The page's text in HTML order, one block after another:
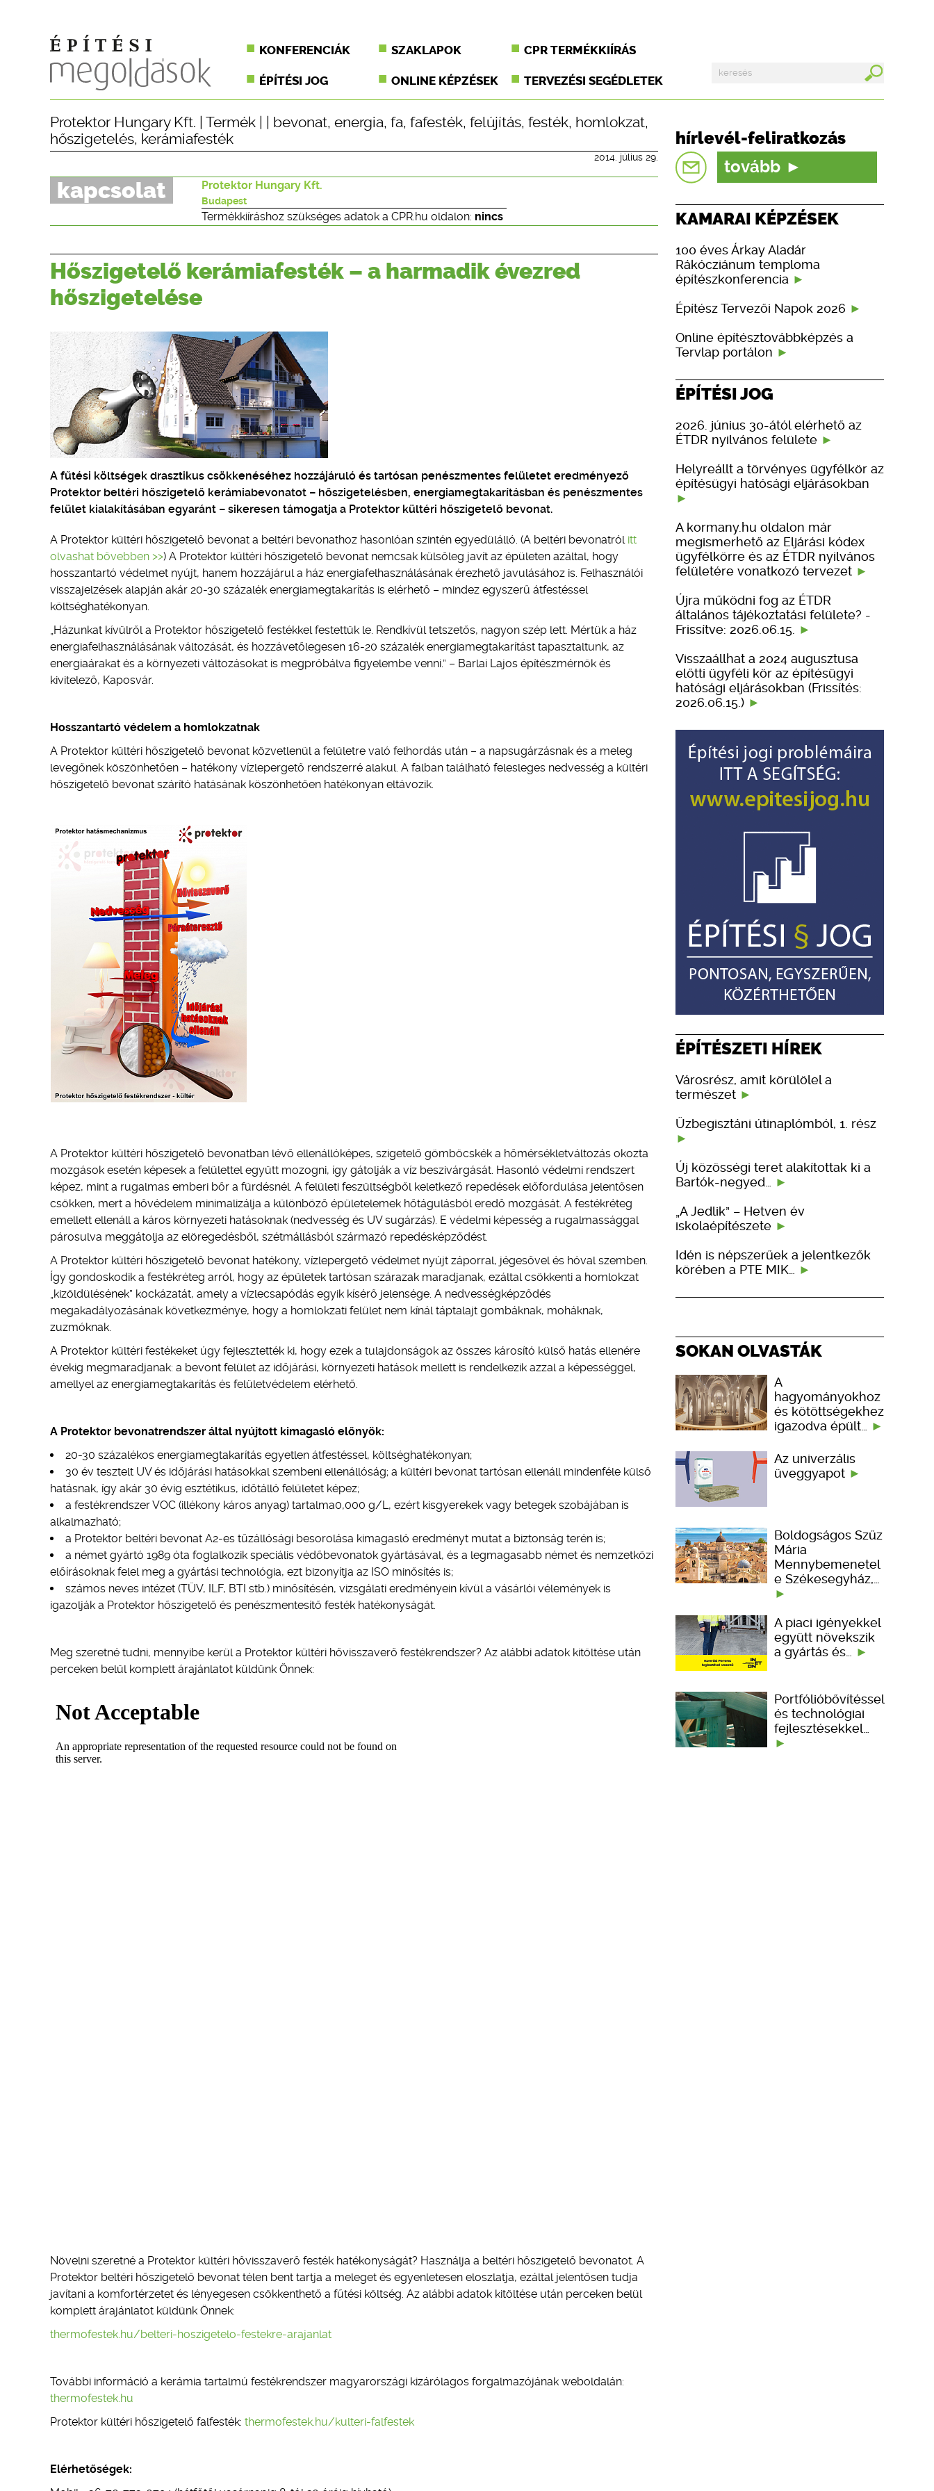
KONFERENCIÁK SZAKLAPOK CPR TERMÉKKIÍRÁS
ÉPÍTÉSI JOG ONLINE KÉPZÉSEK TERVEZÉSI SEGÉDLETEK
Protektor Hungary Kft. Termék bevonat, energia, fa, fafesték, felújítás, festék, homlokzat,
hőszigetelés, kerámiafesték
2014. július 29.
kapcsolat Protektor Hungary Kft.
Budapest
Termékkiíráshoz szükséges adatok a CPR.hu oldalon: nincs
Hőszigetelő kerámiafesték – a harmadik évezred
hőszigetelése
A fűtési költségek drasztikus csökkenéséhez hozzájáruló és tartósan penészmentes felületet eredményező
Protektor beltéri hőszigetelő kerámiabevonatot – hőszigetelésben, energiamegtakarításban és penészmentes
felület kialakításában egyaránt – sikeresen támogatja a Protektor kültéri hőszigetelő bevonat.
A Protektor kültéri hőszigetelő bevonat a beltéri bevonathoz hasonlóan szintén egyedülálló. (A beltéri bevonatról itt
olvashat bővebben >>) A Protektor kültéri hőszigetelő bevonat nemcsak külsőleg javít az épületen azáltal, hogy
hosszantartó védelmet nyújt, hanem hozzájárul a ház energiafelhasználásának érezhető javulásához is. Felhasználói
visszajelzések alapján akár 20-30 százalék energiamegtakarítás is elérhető – mindez egyszerű átfestéssel
költséghatékonyan.
„Házunkat kívülről a Protektor hőszigetelő festékkel festettük le. Rendkívül tetszetős, nagyon szép lett. Mértük a ház
energiafelhasználásának változását, és hozzávetőlegesen 16-20 százalék energiamegtakarítást tapasztaltunk, az
energiaárakat és a környezeti változásokat is megpróbálva figyelembe venni.” – Barlai Lajos építészmérnök és
kivitelező, Kaposvár.
Hosszantartó védelem a homlokzatnak
A Protektor kültéri hőszigetelő bevonat közvetlenül a felületre való felhordás után – a napsugárzásnak és a meleg
levegőnek köszönhetően – hatékony vízlepergető rendszerré alakul. A falban található felesleges nedvesség a kültéri
hőszigetelő bevonat szárító hatásának köszönhetően hatékonyan eltávozik.
A Protektor kültéri hőszigetelő bevonatban lévő ellenállóképes, szigetelő gömböcskék a hőmérsékletváltozás okozta
mozgások esetén képesek a felülettel együtt mozogni, így gátolják a víz beszivárgását. Hasonló védelmi rendszert
képez, mint a rugalmas emberi bőr a fürdésnél. A felületi feszültségből keletkező repedések előfordulása jelentősen
csökken, mert a hővédelem minimalizálja a különböző épületelemek hőtágulásból eredő mozgását. A festékréteg
emellett ellenáll a káros környezeti hatásoknak (nedvesség és UV sugárzás). E védelmi képesség a rugalmassággal
párosulva meggátolja az elöregedésből, szétmállásból származó repedésképződést.
A Protektor kültéri hőszigetelő bevonat hatékony, vízlepergető védelmet nyújt záporral, jégesővel és hóval szemben.
Így gondoskodik a festékréteg arról, hogy az épületek tartósan szárazak maradjanak, ezáltal csökkenti a homlokzat
„kizöldülésének” kockázatát, amely a vízlecsapódás egyik kísérő jelensége. A nedvességképződés
megakadályozásának következménye, hogy a homlokzati felület nem kínál táptalajt gombáknak, moháknak,
zuzmóknak.
A Protektor kültéri festékeket úgy fejlesztették ki, hogy ezek a tulajdonságok az összes károsító külső hatás ellenére
évekig megmaradjanak: a bevont felület az időjárási, környezeti hatások mellett is rendelkezik azzal a képességgel,
amellyel az energiamegtakarítás és felületvédelem elérhető.
A Protektor bevonatrendszer által nyújtott kimagasló előnyök:
20-30 százalékos energiamegtakarítás egyetlen átfestéssel, költséghatékonyan;
30 év tesztelt UV és időjárási hatásokkal szembeni ellenállóság; a kültéri bevonat tartósan ellenáll mindenféle külső
hatásnak, így akár 30 évig esztétikus, időtálló felületet képez;
a festékrendszer VOC (illékony káros anyag) tartalma0,000 g/L, ezért kisgyerekek vagy betegek szobájában is
alkalmazható;
a Protektor beltéri bevonat A2-es tűzállósági besorolása kimagasló eredményt mutat a biztonság terén is;
a német gyártó 1989 óta foglalkozik speciális védőbevonatok gyártásával, és a legmagasabb német és nemzetközi
előírásoknak felel meg a gyártási technológia, ezt bizonyítja az ISO minősítés is;
számos neves intézet (TÜV, ILF, BTI stb.) minősítésén, vizsgálati eredményein kívül a vásárlói vélemények is
igazolják a Protektor hőszigetelő és penészmentesítő festék hatékonyságát.
Meg szeretné tudni, mennyibe kerül a Protektor kültéri hővisszaverő festékrendszer? Az alábbi adatok kitöltése után
perceken belül komplett árajánlatot küldünk Önnek:
Növelni szeretné a Protektor kültéri hővisszaverő festék hatékonyságát? Használja a beltéri hőszigetelő bevonatot. A
Protektor beltéri hőszigetelő bevonat télen bent tartja a meleget és egyenletesen eloszlatja, ezáltal jelentősen tudja
javítani a komfortérzetet és lényegesen csökkenthető a fűtési költség. Az alábbi adatok kitöltése után perceken belül
komplett árajánlatot küldünk Önnek:
thermofestek.hu/belteri-hoszigetelo-festekre-arajanlat
További információ a kerámia tartalmú festékrendszer magyarországi kizárólagos forgalmazójának weboldalán:
thermofestek.hu
Protektor kültéri hőszigetelő falfesték: thermofestek.hu/kulteri-falfestek
Elérhetőségek:
hírlevél-feliratkozás
tovább
KAMARAI KÉPZÉSEK
100 éves Árkay Aladár
Rákócziánum temploma
építészkonferencia
Építész Tervezői Napok 2026
Online építésztovábbképzés a
Tervlap portálon
ÉPÍTÉSI JOG
2026. június 30-ától elérhető az
ÉTDR nyilvános felülete
Helyreállt a törvényes ügyfélkör az
építésügyi hatósági eljárásokban
A kormany.hu oldalon már
megismerhető az Eljárási kódex
ügyfélkörre és az ÉTDR nyilvános
felületére vonatkozó tervezet
Újra működni fog az ÉTDR
általános tájékoztatási felülete? -
Frissítve: 2026.06.15.
Visszaállhat a 2024 augusztusa
előtti ügyféli kör az építésügyi
hatósági eljárásokban (Frissítés:
2026.06.15.)
ÉPÍTÉSZETI HÍREK
Városrész, amit körülölel a
természet
Üzbegisztáni útinaplómból, 1. rész
Új közösségi teret alakítottak ki a
Bartók-negyed…
„A Jedlik” – Hetven év
iskolaépítészete
Idén is népszerűek a jelentkezők
körében a PTE MIK…
SOKAN OLVASTÁK
A
hagyományokhoz
és kötöttségekhez
igazodva épült…
Az univerzális
üveggyapot
Boldogságos Szűz
Mária
Mennybemenetel
e Székesegyház,…
A piaci igényekkel
együtt növekszik
a gyártás és…
Portfólióbővítéssel
és technológiai
fejlesztésekkel…